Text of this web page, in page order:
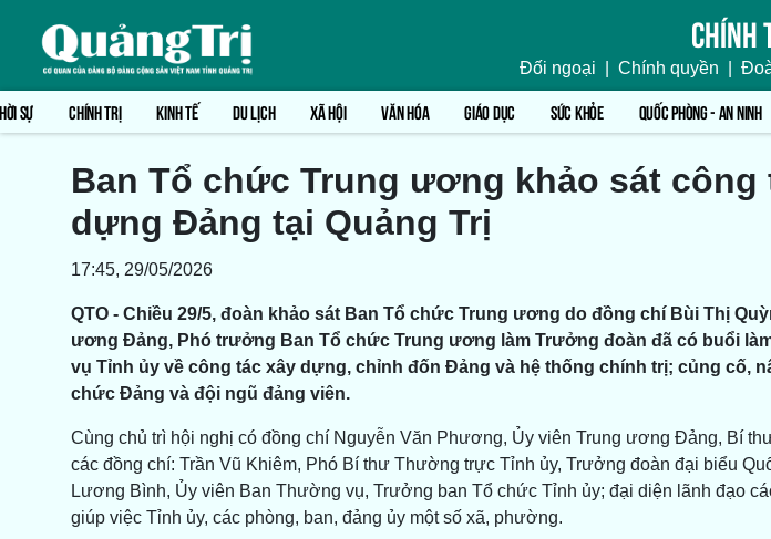
Đối ngoại Chính quyền
SỰ CHÍNH TRỊ KINH TẾ DU LỊCH XÃ HỘI VĂN HÓA GIÁO DỤC SỨC KHỎE QUỐC PHÒNG - AN NINH
Ban Tổ chức Trung ương khảo sát công
dựng Đảng tại Quảng Trị
17:45, 29/05/2026
QTO - Chiều 29/5, đoàn khảo sát Ban Tổ chức Trung ương do đồng chí Bùi Thị
ương Đảng, Phó trưởng Ban Tổ chức Trung ương làm Trưởng đoàn đã có buổi
vụ Tỉnh ủy về công tác xây dựng, chỉnh đốn Đảng và hệ thống chính trị; củng cố,
chức Đảng và đội ngũ đảng viên.
Cùng chủ trì hội nghị có đồng chí Nguyễn Văn Phương, Ủy viên Trung ương Đảng, Bí
các đồng chí: Trần Vũ Khiêm, Phó Bí thư Thường trực Tỉnh ủy, Trưởng đoàn đại biểu
Lương Bình, Ủy viên Ban Thường vụ, Trưởng ban Tổ chức Tỉnh ủy; đại diện lãnh đạo
giúp việc Tỉnh ủy, các phòng, ban, đảng ủy một số xã, phường.